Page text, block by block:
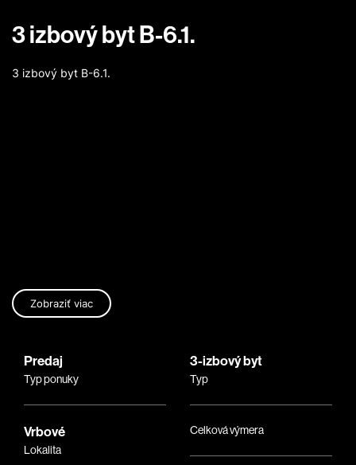
3 izbový byt B-6.1.
3 izbový byt B-6.1.
Zobraziť viac
Predaj
Typ ponuky
3-izbový byt
Typ
Vrbové
Lokalita
Celková výmera